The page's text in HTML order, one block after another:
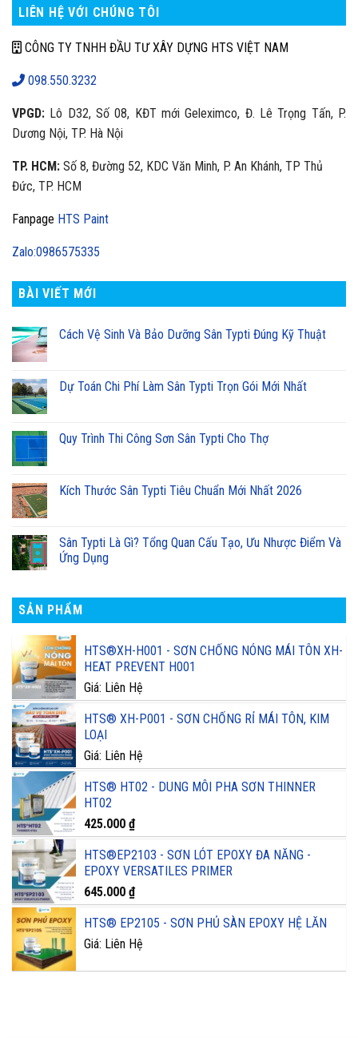
LIÊN HỆ VỚI CHÚNG TÔI
CÔNG TY TNHH ĐẦU TƯ XÂY DỰNG HTS VIỆT NAM
098.550.3232
VPGD: Lô D32, Số 08, KĐT mới Geleximco, Đ. Lê Trọng Tấn, P.
Dương Nội, TP. Hà Nội
TP. HCM: Số 8, Đường 52, KDC Văn Minh, P. An Khánh, TP Thủ
Đức, TP. HCM
Fanpage HTS Paint
Zalo:0986575335
BÀI VIẾT MỚI
Cách Vệ Sinh Và Bảo Dưỡng Sân Typti Đúng Kỹ Thuật
Dự Toán Chi Phí Làm Sân Typti Trọn Gói Mới Nhất
Quy Trình Thi Công Sơn Sân Typti Cho Thợ
Kích Thước Sân Typti Tiêu Chuẩn Mới Nhất 2026
Sân Typti Là Gì? Tổng Quan Cấu Tạo, Ưu Nhược Điểm Và
Ứng Dụng
SẢN PHẨM
HTS®XH-H001 - SƠN CHỐNG NÓNG MÁI TÔN XH-
HEAT PREVENT H001
Giá: Liên Hệ
HTS® XH-P001 - SƠN CHỐNG RỈ MÁI TÔN, KIM
LOẠI
Giá: Liên Hệ
HTS® HT02 - DUNG MÔI PHA SƠN THINNER
HT02
425.000 ₫
HTS®EP2103 - SƠN LÓT EPOXY ĐA NĂNG -
EPOXY VERSATILES PRIMER
645.000 ₫
HTS® EP2105 - SƠN PHỦ SÀN EPOXY HỆ LĂN
Giá: Liên Hệ